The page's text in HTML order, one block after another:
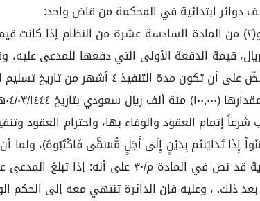
(لنظر الدعاوى المنصوص عليها في الفقرتين (١) و(٢) من المادة
مبلغاً قدره (١٠٠،٠٠٠) مائة ألف ريال، قيمة الدفعة الأولى
المدعى عليه لمبلغ المطالبة، وحيث
٤
إتمام العقود والوفاء بها، واحترام العقود
إِذَا تَدَايَنتُم بِدَيْنٍ إِلَى أَجَلٍ مُّسَمًّى فَاكْتُبُوهُ)،
في الدفاع عن نفسه، ولأن نظام المحكمة
ذلك. ، وعليه فإن الدائرة تنتهي معه إلى الحكم